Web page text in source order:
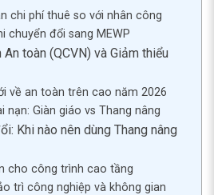
chi phí thuê so với nhân công
chuyển đổi sang MEWP
toàn (QCVN) và Giảm thiểu
về an toàn trên cao năm 2026
nạn: Giàn giáo vs Thang nâng
Khi nào nên dùng Thang nâng
cho công trình cao tầng
trì công nghiệp và không gian